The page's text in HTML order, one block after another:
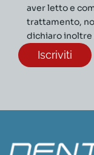
aver letto e
trattamento,
dichiaro inoltre